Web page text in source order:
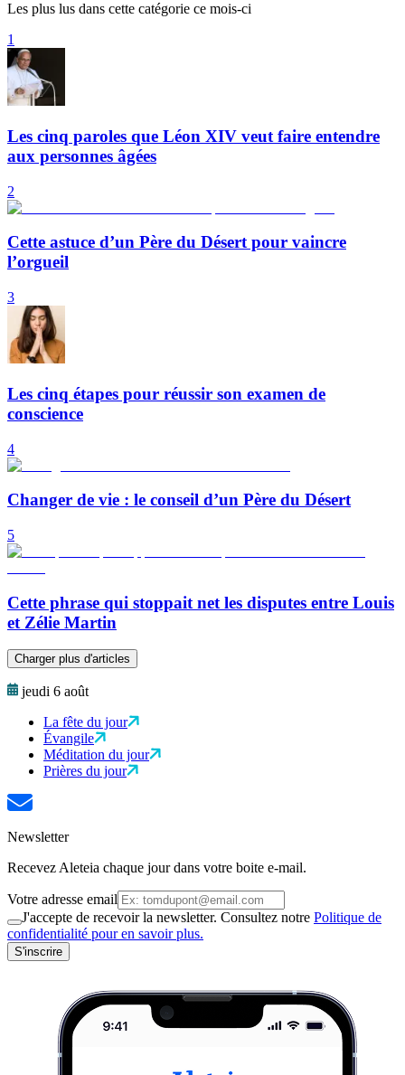
Les plus lus dans cette catégorie ce mois-ci
1
Les cinq paroles que Léon XIV veut faire entendre
aux personnes âgées
2
Cette astuce d’un Père du Désert pour vaincre
l’orgueil
3
Les cinq étapes pour réussir son examen de
conscience
4
Changer de vie : le conseil d’un Père du Désert
5
Cette phrase qui stoppait net les disputes entre Louis
et Zélie Martin
Charger plus d'articles
jeudi 6 août
La fête du jour
Évangile
Méditation du jour
Prières du jour
Newsletter
Recevez Aleteia chaque jour dans votre boite e-mail.
Votre adresse email
J'accepte de recevoir la newsletter. Consultez notre Politique de
confidentialité pour en savoir plus.
S'inscrire